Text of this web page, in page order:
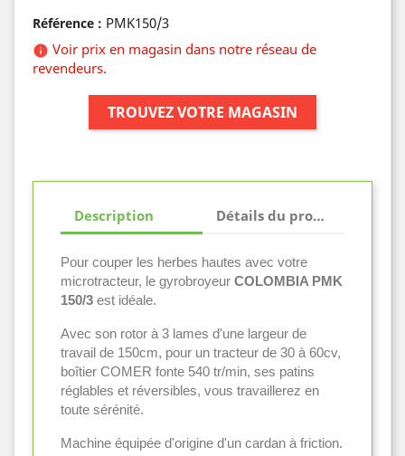
Référence : PMK150/3
 Voir prix en magasin dans notre réseau de
revendeurs.
TROUVEZ VOTRE MAGASIN
Description Détails du produit
Pour couper les herbes hautes avec votre
microtracteur, le gyrobroyeur COLOMBIA PMK
150/3 est idéale.
Avec son rotor à 3 lames d'une largeur de
travail de 150cm, pour un tracteur de 30 à 60cv,
boîtier COMER fonte 540 tr/min, ses patins
réglables et réversibles, vous travaillerez en
toute sérénité.
Machine équipée d'origine d'un cardan à friction.